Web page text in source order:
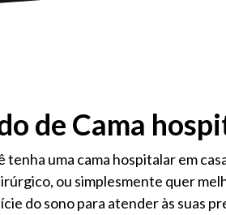
de Cama
uma cama hospitalar em
ou simplesmente quer
do sono para atender às suas